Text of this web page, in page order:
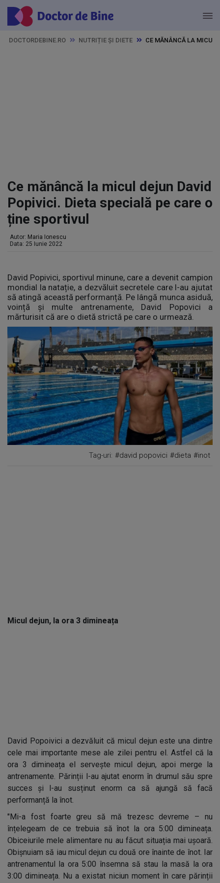
DOCTORDEBINE.RO NUTRIȚIE ȘI DIETE CE MĂNÂNCĂ LA MICUL
Ce mănâncă la micul dejun David
Popivici. Dieta specială pe care o
ține sportivul
Autor: Maria Ionescu
Data: 25 Iunie 2022
David Popivici, sportivul minune, care a devenit campion
mondial la natație, a dezvăluit secretele care l-au ajutat
să atingă această performanță. Pe lângă munca asiduă,
voință și multe antrenamente, David Popovici a
mărturisit că are o dietă strictă pe care o urmează.
Tag-uri: #david popovici #dieta #inot
Micul dejun, la ora 3 dimineața
David Popoivici a dezvăluit că micul dejun este una dintre
cele mai importante mese ale zilei pentru el. Astfel că la
ora 3 dimineața el servește micul dejun, apoi merge la
antrenamente. Părinții l-au ajutat enorm în drumul său spre
succes și l-au susținut enorm ca să ajungă să facă
performanță la înot.
"Mi-a fost foarte greu să mă trezesc devreme – nu
înțelegeam de ce trebuia să înot la ora 5:00 dimineața.
Obiceiurile mele alimentare nu au făcut situația mai ușoară.
Obișnuiam să iau micul dejun cu două ore înainte de înot. Iar
antrenamentul la ora 5:00 însemna să stau la masă la ora
3:00 dimineața. Nu a existat niciun moment în care părinții